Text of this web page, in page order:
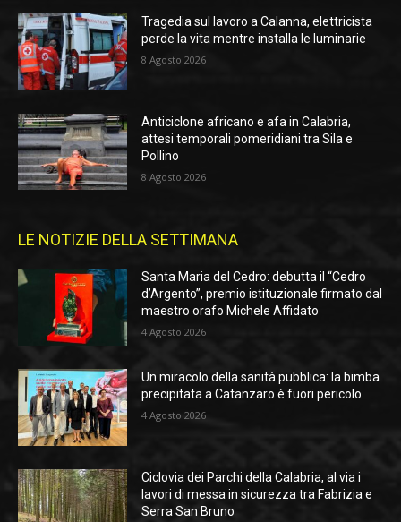
Tragedia sul lavoro a Calanna, elettricista
perde la vita mentre installa le luminarie
8 Agosto 2026
Anticiclone africano e afa in Calabria,
attesi temporali pomeridiani tra Sila e
Pollino
8 Agosto 2026
LE NOTIZIE DELLA SETTIMANA
Santa Maria del Cedro: debutta il “Cedro
d’Argento”, premio istituzionale firmato dal
maestro orafo Michele Affidato
4 Agosto 2026
Un miracolo della sanità pubblica: la bimba
precipitata a Catanzaro è fuori pericolo
4 Agosto 2026
Ciclovia dei Parchi della Calabria, al via i
lavori di messa in sicurezza tra Fabrizia e
Serra San Bruno